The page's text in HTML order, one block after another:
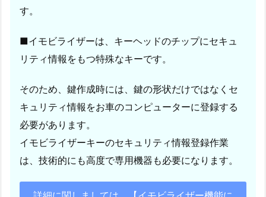
す。
■イモビライザーは、キーヘッドのチップにセキュ
リティ情報をもつ特殊なキーです。
そのため、鍵作成時には、鍵の形状だけではなくセ
キュリティ情報をお車のコンピューターに登録する
必要があります。
イモビライザーキーのセキュリティ情報登録作業
は、技術的にも高度で専用機器も必要になります。